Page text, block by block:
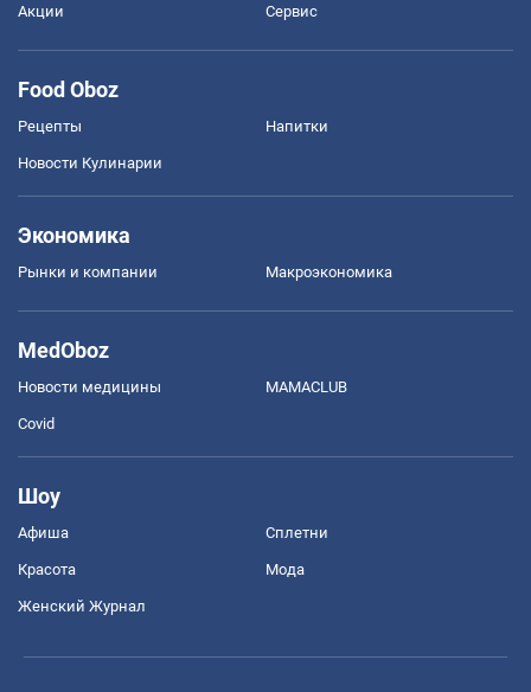
Акции Сервис
Food Oboz
Рецепты Напитки
Новости Кулинарии
Экономика
Рынки и компании Mакроэкономика
MedOboz
Новости медицины MAMACLUB
Covid
Шоу
Афиша Сплетни
Красота Мода
Женский Журнал